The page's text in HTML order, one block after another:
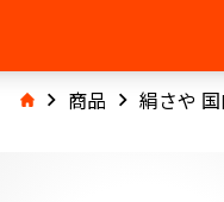
商品 絹さや